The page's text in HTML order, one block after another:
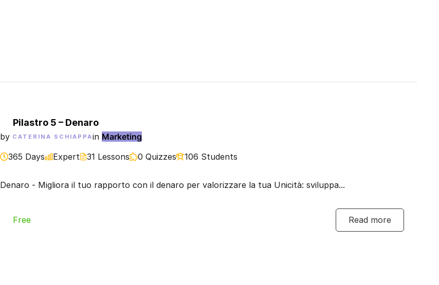
Pilastro 5 – Denaro
by CATERINA SCHIAPPAin Marketing
365 Days
Expert 31 Lessons 0 Quizzes 106 Students
Denaro - Migliora il tuo rapporto con il denaro per valorizzare la tua Unicità: sviluppa...
Free Read more